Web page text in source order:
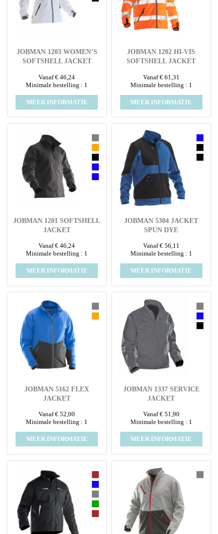
JOBMAN 1203 WOMEN’S
SOFTSHELL JACKET
Vanaf € 46,24
Minimale bestelling : 1
MEER INFORMATIE
JOBMAN 1202 HI-VIS
SOFTSHELL JACKET
Vanaf € 61,31
Minimale bestelling : 1
MEER INFORMATIE
JOBMAN 1201 SOFTSHELL
JACKET
Vanaf € 46,24
Minimale bestelling : 1
MEER INFORMATIE
JOBMAN 5304 JACKET
SPUN DYE
Vanaf € 56,11
Minimale bestelling : 1
MEER INFORMATIE
JOBMAN 5162 FLEX
JACKET
Vanaf € 52,00
Minimale bestelling : 1
MEER INFORMATIE
JOBMAN 1337 SERVICE
JACKET
Vanaf € 51,90
Minimale bestelling : 1
MEER INFORMATIE